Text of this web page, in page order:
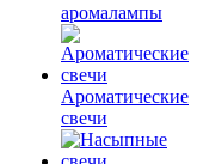
аромалампы
Ароматические
свечи